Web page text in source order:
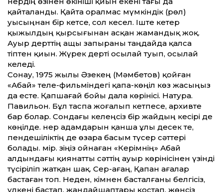
қайталанды. Қайта оралмас мүмкіндік (рөл)
уысыңнан бір кетсе, сол кесел. Іште кетер
қыжылдың қырсығынан асқан жамандық жоқ.
Ауыр дерт­тің ащы запыраны таңдайда қалса
тіптен қиын. Жүрек дерті осылай туып, осылай
келеді.
Сонау, 1975 жылы Әзекең (Мәмбетов) қойған
«Абай» теле-фильміндегі қапа-көңіл көз жасыңыз
да есте. Қапшағай бойы дала көрінісі. Натура.
Павильон. Бұл таспа жоғалып кетпесе, архивте
бар болар. Сондағы келеңсіз бір жайдың кесірі де
көңілде. Өнер адамдарын қанша ұлы десек те,
пендешіліктің де өзара басым түсер сәт­тері
болады. Өмір. Өзіңіз ойнаған «Керімнің» Абай
алдындағы қиянат­ты сәт­тің ауыр көрінісінен үзінді
түсіріліп жатқан шақ. Сер-ағаң, Қапан ағалар
бастаған топ. Неден, кімнен басталғаны белгісіз,
үлкені бастап, жандайшаптары қостап, жөнсіз